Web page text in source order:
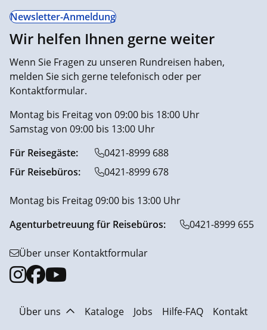
Newsletter-Anmeldung
Wir helfen Ihnen gerne weiter
Wenn Sie Fragen zu unseren Rundreisen haben,
melden Sie sich gerne telefonisch oder per
Kontaktformular.
Montag bis Freitag von 09:00 bis 18:00 Uhr
Samstag von 09:00 bis 13:00 Uhr
Für Reisegäste:
0421-8999 688
Für Reisebüros:
0421-8999 678
Montag bis Freitag 09:00 bis 13:00 Uhr
Agenturbetreuung für Reisebüros:
0421-8999 655
Über unser Kontaktformular
Über uns Kataloge Jobs Hilfe-FAQ
Kontakt